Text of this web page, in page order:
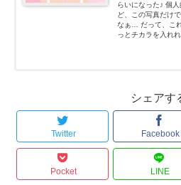
らいになった♪ 個
ど、この写真だけ
なぁ… だって、こ
っとチカラを入れ
シェアす
Twitter Facebook
Pocket LINE